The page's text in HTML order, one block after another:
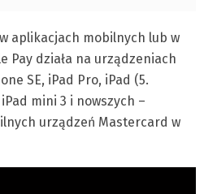
aplikacjach mobilnych lub w
Pay działa na urządzeniach
SE, iPad Pro, iPad (5.
mini 3 i nowszych –
urządzeń Mastercard w